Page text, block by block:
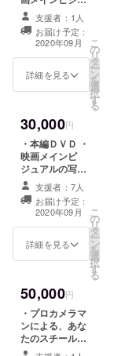
しない」と記載
ください。
アルの写真デー
タ ・制作秘話の
note全話閲覧権
・エンドロール
にお名前を記載
（希望者のみ）
※リターン決済時
載希望・名前
（あるいは会社
名）」とご入力
お願いいたしま
す。希望しない
場合は備考欄に
「希望しない」
と記載くださ
い。
支援者：1人
お届け予定：
2020年09月
詳細を見る
こ
の
リ
タ
ー
ン
を
選
択
す
る
30,000円
・本編ＤＶＤ ・
映画メインビ
ジュアルの写真
データ ・製本済
の脚本データ送
付（サイン入
り。ご希望の出
演者１名を備考
欄にご記入くだ
さい） ・制作秘
ロールにお名前
を記載（希望者
のみ） ※リター
ン決済時画面の
「備考欄」に
支援者：7人
お届け予定：
2020年09月
詳細を見る
こ
の
リ
タ
ー
ン
を
選
択
す
る
50,000円
・プロカメラマ
ンによる、あな
たのスチール写
真撮影 ・映画の